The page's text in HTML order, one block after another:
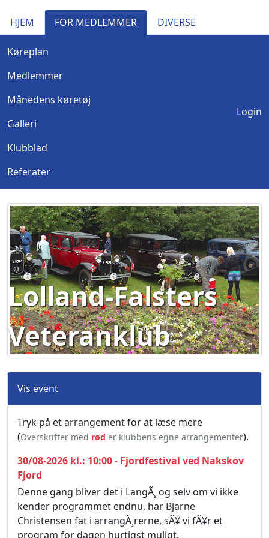
HJEM FOR MEDLEMMER DIVERSE
Køreplan
Medlemmer
Månedens køretøj
Galleri
Klubblad
Referater
Login
Lolland-Falsters
Veteranklub
Vis event
Tryk på et arrangement for at læse mere
(Overskrifter med rød er klubbens egne arrangementer).
30/08-2026 kl.: 10:00 - Fjordfestival ved Nakskov
Fjord
Denne gang bliver det i LangÃ¸ og selv om vi ikke
kender programmet endnu, har Bjarne
Christensen fat i arrangÃ¸rerne, sÃ¥ vi fÃ¥r et
program for dagen hurtigst muligt.